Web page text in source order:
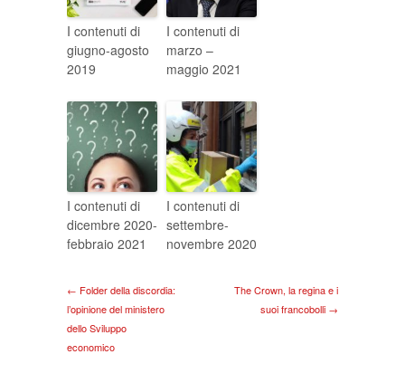
I contenuti di
giugno-agosto
2019
I contenuti di
marzo –
maggio 2021
I contenuti di
dicembre 2020-
febbraio 2021
I contenuti di
settembre-
novembre 2020
← Folder della discordia:
l’opinione del ministero
dello Sviluppo
economico
The Crown, la regina e i
suoi francobolli →